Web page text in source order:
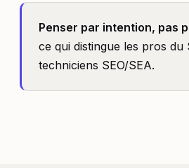
Penser par intention, pas
ce qui distingue les pros du
techniciens SEO/SEA.